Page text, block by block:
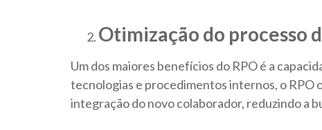
Otimização do processo
Um dos maiores benefícios do RPO é a
tecnologias e procedimentos internos, o RPO
integração do novo colaborador, reduzindo a